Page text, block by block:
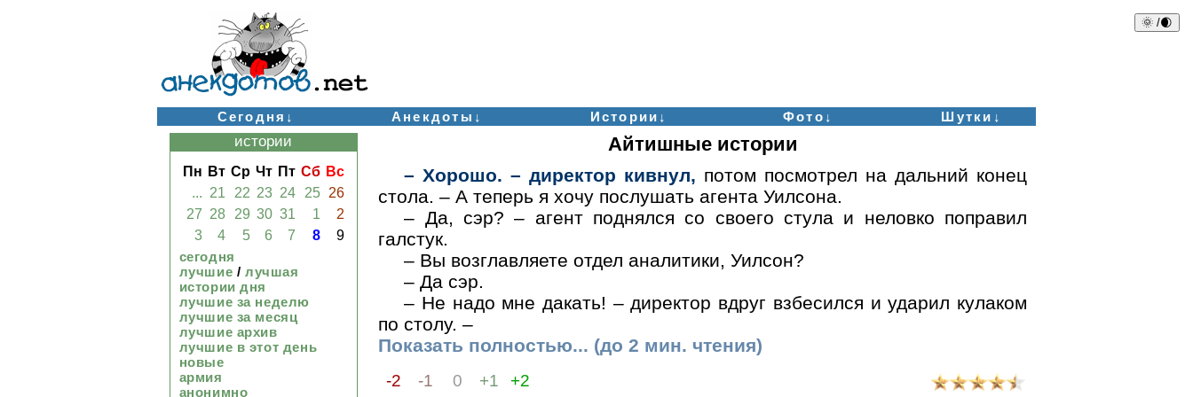
🌞 /🌒
Сегодня↓ Анекдоты↓ Истории↓ Фото↓ Шутки↓
Айтишные истории
– Хорошо. – директор кивнул, потом посмотрел на дальний конец
стола. – А теперь я хочу послушать агента Уилсона.
– Да, сэр? – агент поднялся со своего стула и неловко поправил
галстук.
– Вы возглавляете отдел аналитики, Уилсон?
– Да сэр.
– Не надо мне дакать! – директор вдруг взбесился и ударил кулаком
по столу. –
Показать полностью... (до 2 мин. чтения)
-2 -1 0 +1 +2
истории
Пн Вт Ср Чт Пт Сб Вс
... 21 22 23 24 25
26
27 28 29 30 31 1
2
3
4 5 6 7 8
9
сегодня
лучшие / лучшая
истории дня
лучшие за неделю
лучшие за месяц
лучшие архив
лучшие в этот день
новые
армия
анонимно